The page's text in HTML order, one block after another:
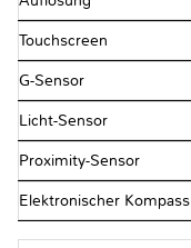
Touchscreen
G-Sensor
Licht-Sensor
Proximity-Sensor
Elektronischer Kompass